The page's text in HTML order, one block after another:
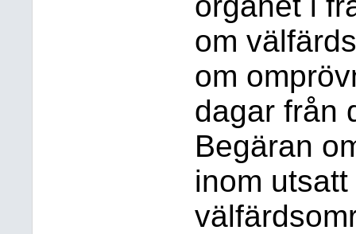
om
om
dagar från
Begäran
inom